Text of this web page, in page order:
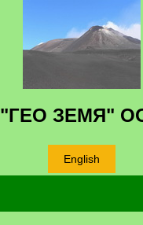
"ГЕО ЗЕМЯ"
English